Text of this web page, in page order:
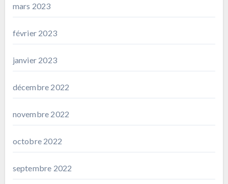
mars 2023
février 2023
janvier 2023
décembre 2022
novembre 2022
octobre 2022
septembre 2022